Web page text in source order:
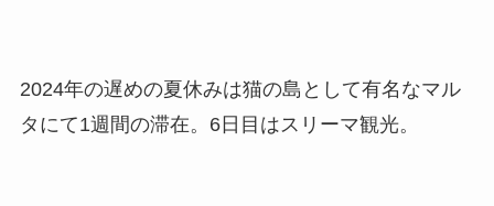
2024年の遅めの夏休みは猫の島として有名なマル
タにて1週間の滞在。6日目はスリーマ観光。